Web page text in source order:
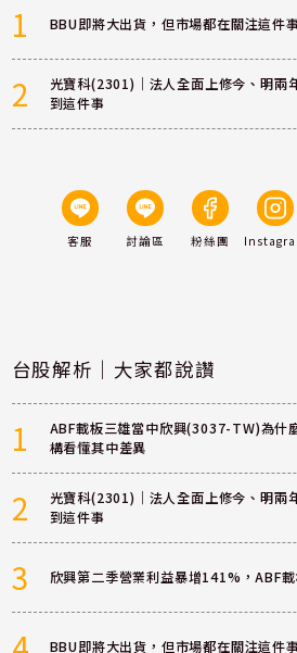
1 BBU即將大出貨，但市場都在關注這件
2
光寶科(2301)｜法人全面上修今、明兩
到這件事
客服 討論區 粉絲團
台股解析｜大家都說讚
1
ABF載板三雄當中欣興(3037-TW)為什
構看懂其中差異
2
光寶科(2301)｜法人全面上修今、明兩
到這件事
3 欣興第二季營業利益暴增141%，ABF
BBU即將大出貨，但市場都在關注這件